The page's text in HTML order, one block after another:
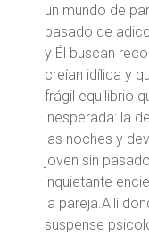
un mundo de
pasado de
y Él buscan
creían idílica y
frágil equilibrio
inesperada: la
las noches y
joven sin
inquietante
la pareja.Allí
suspense